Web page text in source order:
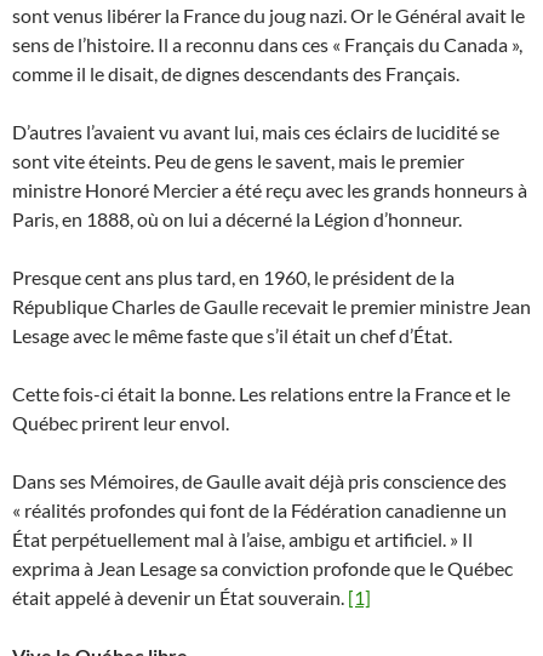
sont venus libérer la France du joug nazi. Or le Général avait le
sens de l’histoire. Il a reconnu dans ces « Français du Canada »,
comme il le disait, de dignes descendants des Français.
D’autres l’avaient vu avant lui, mais ces éclairs de lucidité se
sont vite éteints. Peu de gens le savent, mais le premier
ministre Honoré Mercier a été reçu avec les grands honneurs à
Paris, en 1888, où on lui a décerné la Légion d’honneur.
Presque cent ans plus tard, en 1960, le président de la
République Charles de Gaulle recevait le premier ministre Jean
Lesage avec le même faste que s’il était un chef d’État.
Cette fois-ci était la bonne. Les relations entre la France et le
Québec prirent leur envol.
Dans ses Mémoires, de Gaulle avait déjà pris conscience des
« réalités profondes qui font de la Fédération canadienne un
État perpétuellement mal à l’aise, ambigu et artificiel. » Il
exprima à Jean Lesage sa conviction profonde que le Québec
était appelé à devenir un État souverain. [1]